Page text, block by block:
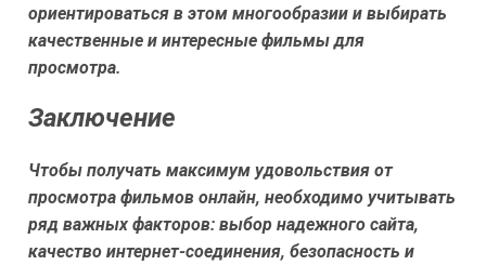
ориентироваться в этом многообразии и выбирать
качественные и интересные фильмы для
просмотра.
Заключение
Чтобы получать максимум удовольствия от
просмотра фильмов онлайн, необходимо учитывать
ряд важных факторов: выбор надежного сайта,
качество интернет-соединения, безопасность и